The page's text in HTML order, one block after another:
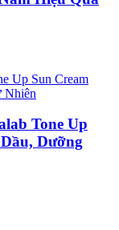
Tone Up
Dưỡng